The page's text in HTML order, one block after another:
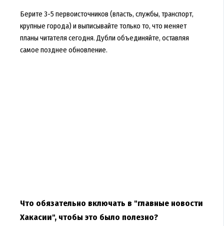
Берите 3-5 первоисточников (власть, службы, транспорт,
крупные города) и выписывайте только то, что меняет
планы читателя сегодня. Дубли объединяйте, оставляя
самое позднее обновление.
Что обязательно включать в "главные новости
Хакасии", чтобы это было полезно?